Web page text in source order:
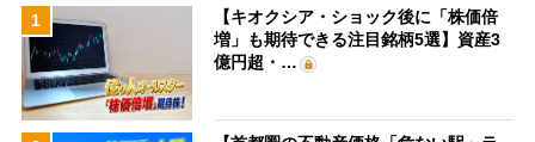
1
【キオクシア・ショック後に「株価倍
増」も期待できる注目銘柄5選】資産3
億円超・…